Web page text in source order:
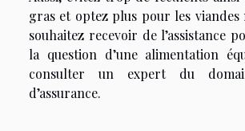
gras et optez plus pour les viandes
souhaitez recevoir de l’assistance
la question d’une alimentation
consulter un expert du
d’assurance.